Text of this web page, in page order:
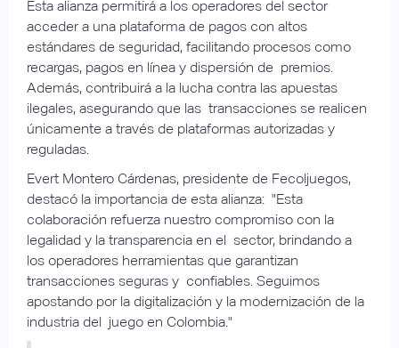
Esta alianza permitirá a los operadores del sector
acceder a una plataforma de pagos con altos
estándares de seguridad, facilitando procesos como
recargas, pagos en línea y dispersión de premios.
Además, contribuirá a la lucha contra las apuestas
ilegales, asegurando que las transacciones se realicen
únicamente a través de plataformas autorizadas y
reguladas.
Evert Montero Cárdenas, presidente de Fecoljuegos,
destacó la importancia de esta alianza: "Esta
colaboración refuerza nuestro compromiso con la
legalidad y la transparencia en el sector, brindando a
los operadores herramientas que garantizan
transacciones seguras y confiables. Seguimos
apostando por la digitalización y la modernización de la
industria del juego en Colombia."